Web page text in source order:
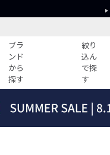
ブラ
ンド
から
探す
絞り
込ん
で探
す
べての記事